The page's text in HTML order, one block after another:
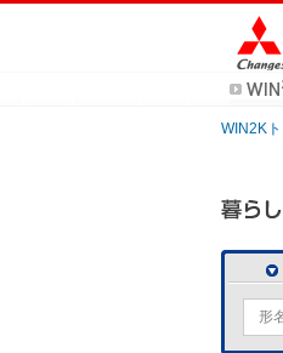
WIN2K